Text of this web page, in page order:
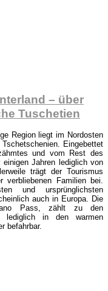
– über
Tuschetien
Region liegt im Nordosten
Eingebettet
und vom Rest des
einigen Jahren lediglich von
trägt der Tourismus
verbliebenen Familien bei.
und ursprünglichsten
auch in Europa. Die
Pass, zählt zu den
lediglich in den warmen
befahrbar.